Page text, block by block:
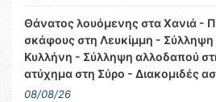
Θάνατος λουόμενης στα Χανιά -
σκάφους στη Λευκίμμη -
Κυλλήνη - Σύλληψη αλλοδαπού
ατύχημα στη Σύρο - Διακομιδές
08/08/26